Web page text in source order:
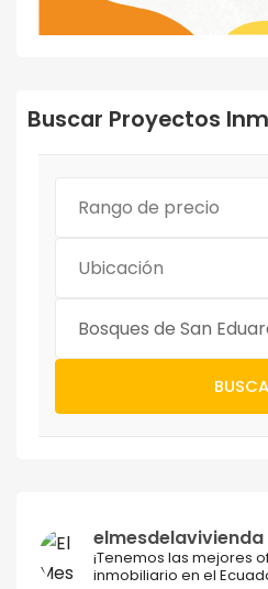
Buscar Proyectos
Rango de precio
Ubicación
Bosques de San
elmesdelavivienda
¡Tenemos las mejores
inmobiliario en el